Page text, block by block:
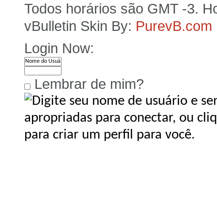
Todos horários são GMT -3.
vBulletin Skin By: PurevB.com
Login Now:
Lembrar de mim?